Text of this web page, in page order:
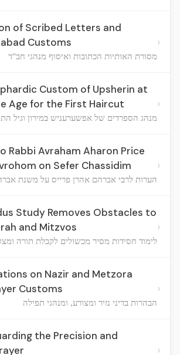
of Scribed Letters and
Customs
מסורת האותיות הכתובות ואיסוף מנהגי חב"ד
›
Custom of Upsherin at
Age for the First Haircut
מנהג הספרדים של אפשערעניש במירון וגיל
›
Rabbi Avraham Aharon Price
on Sefer Chassidim
הערות לרבי אברהם אהרן פרייס על משנת
›
Study Removes Obstacles to
and Mitzvos
לימוד חסידות מסיר מכשולים לקבלת תורה
›
on Nazir and Metzora
Customs
הבהרות בדיני נזיר ומצורע, ומנהגי תפילה
›
the Precision and
›